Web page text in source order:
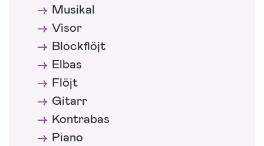
Musikal
Visor
Blockflöjt
Elbas
Flöjt
Gitarr
Kontrabas
Piano